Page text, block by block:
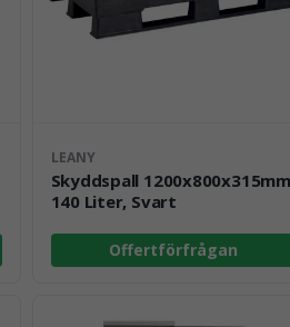
LEANY
Skyddspall
140 Liter, Svart
Offertförfrågan